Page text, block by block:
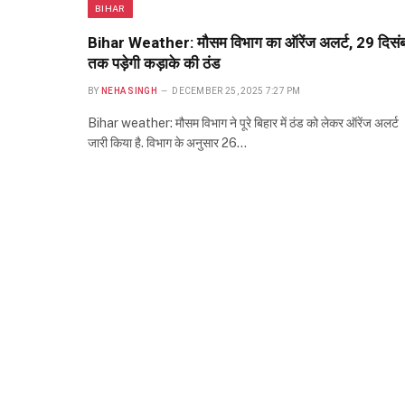
BIHAR
Bihar Weather: मौसम विभाग का ऑरेंज अलर्ट, 29
तक पड़ेगी कड़ाके की ठंड
BY NEHA SINGH DECEMBER 25, 2025 7:27 PM
Bihar weather: मौसम विभाग ने पूरे बिहार में ठंड को लेकर ऑरेंज अलर्ट
जारी किया है. विभाग के अनुसार 26…